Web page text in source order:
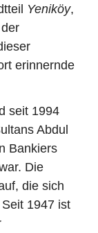
Yeniköy,
erinnernde
seit 1994
Abdul
Bankiers
Die
die sich
1947 ist